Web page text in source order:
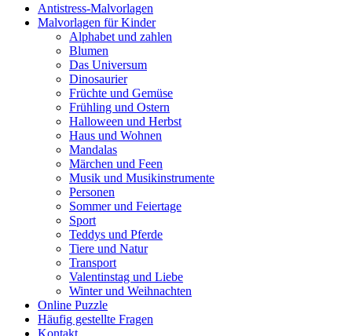
Antistress-Malvorlagen
Malvorlagen für Kinder
Alphabet und zahlen
Blumen
Das Universum
Dinosaurier
Früchte und Gemüse
Frühling und Ostern
Halloween und Herbst
Haus und Wohnen
Mandalas
Märchen und Feen
Musik und Musikinstrumente
Personen
Sommer und Feiertage
Sport
Teddys und Pferde
Tiere und Natur
Transport
Valentinstag und Liebe
Winter und Weihnachten
Online Puzzle
Häufig gestellte Fragen
Kontakt